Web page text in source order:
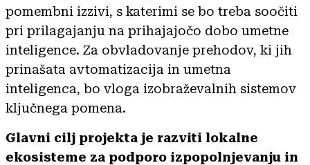
pomembni izzivi, s katerimi se bo treba soočiti
pri prilagajanju na prihajajočo dobo umetne
inteligence. Za obvladovanje prehodov, ki jih
prinašata avtomatizacija in umetna
inteligenca, bo vloga izobraževalnih sistemov
ključnega pomena.
Glavni cilj projekta je razviti lokalne
ekosisteme za podporo izpopolnjevanju in